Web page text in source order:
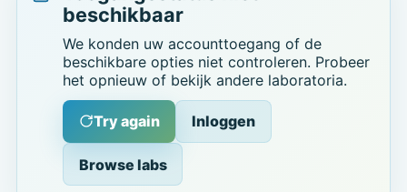
beschikbaar
We konden uw accounttoegang of de
beschikbare opties niet controleren. Probeer
het opnieuw of bekijk andere laboratoria.
Try again Inloggen
Browse labs